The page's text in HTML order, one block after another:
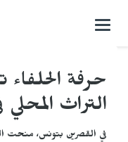
التحكم
حرفة
التراث
في القصرين بتونس، منحت